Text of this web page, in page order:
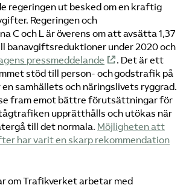
regeringen ut besked om en kraftig
Regeringen och
C och L är överens om att avsätta 1,37
banavgiftsreduktioner under 2020 och
pressmeddelande
. Det är ett
stöd till person- och godstrafik på
samhällets och näringslivets ryggrad.
fram emot bättre förutsättningar för
upprätthålls och utökas när
till det normala. Möjligheten att
har varit en skarp rekommendation
om Trafikverket arbetar med